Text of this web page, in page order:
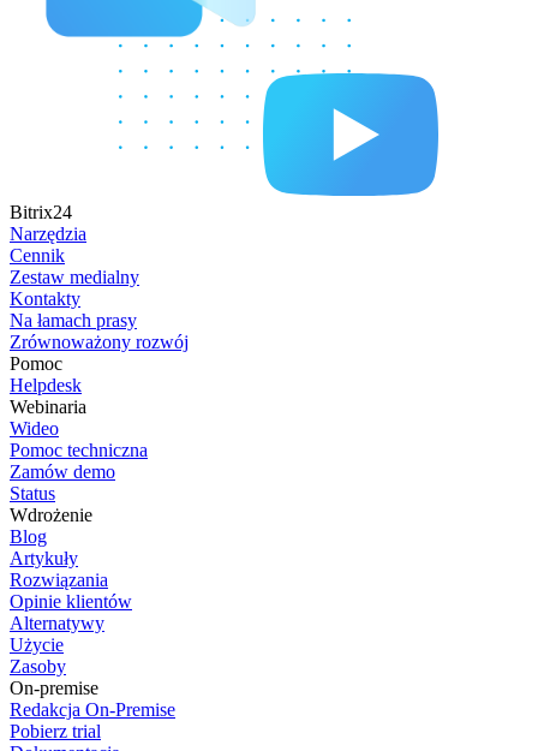
Bitrix24
Narzędzia
Cennik
Zestaw medialny
Kontakty
Na łamach prasy
Zrównoważony rozwój
Pomoc
Helpdesk
Webinaria
Wideo
Pomoc techniczna
Zamów demo
Status
Wdrożenie
Blog
Artykuły
Rozwiązania
Opinie klientów
Alternatywy
Użycie
Zasoby
On-premise
Redakcja On-Premise
Pobierz trial